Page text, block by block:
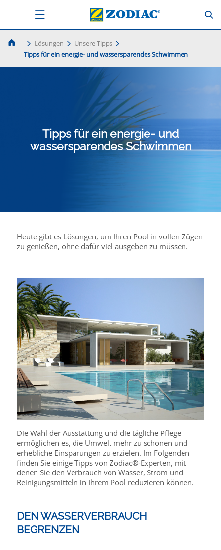
Lösungen
Unsere Tipps
Tipps für ein energie- und wassersparendes Schwimmen
Tipps für ein energie- und
wassersparendes Schwimmen
Heute gibt es Lösungen, um Ihren Pool in vollen Zügen
zu genießen, ohne dafür viel ausgeben zu müssen.
Die Wahl der Ausstattung und die tägliche Pflege
ermöglichen es, die Umwelt mehr zu schonen und
erhebliche Einsparungen zu erzielen. Im Folgenden
finden Sie einige Tipps von Zodiac®-Experten, mit
denen Sie den Verbrauch von Wasser, Strom und
Reinigungsmitteln in Ihrem Pool reduzieren können.
DEN WASSERVERBRAUCH
BEGRENZEN